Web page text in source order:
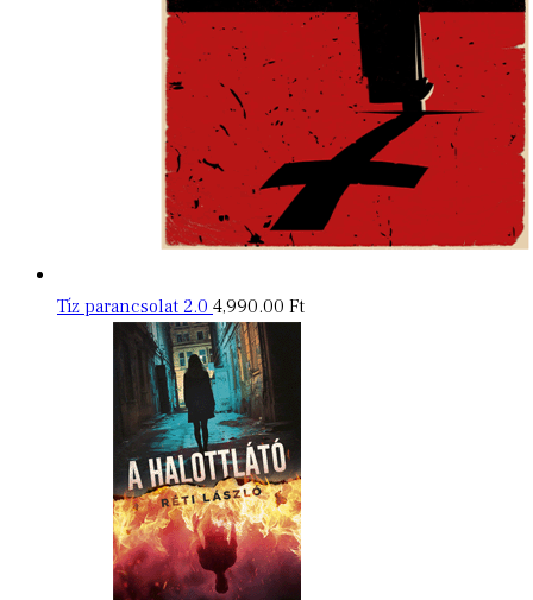
Tíz parancsolat 2.0 4,990.00 Ft